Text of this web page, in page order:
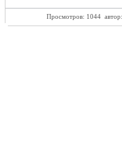
Просмотров: 1044